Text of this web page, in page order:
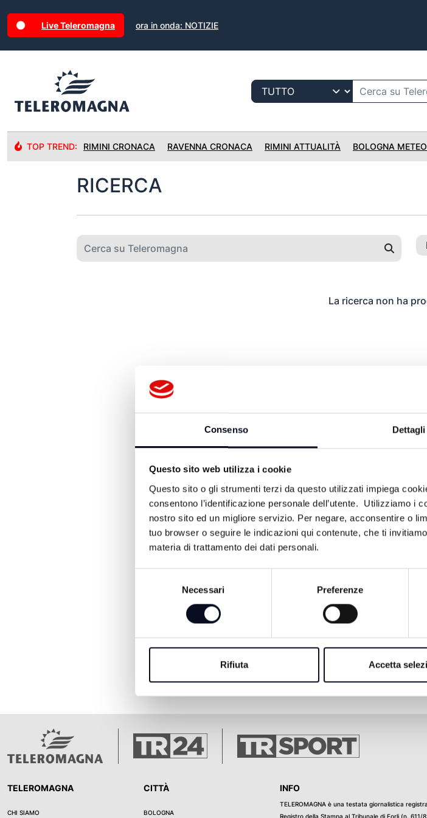
Consenso Dettagli
Questo sito web utilizza i cookie
Questo sito o gli strumenti terzi da questo utilizzati impiega
consentono l’identificazione personale dell’utente. Utilizziamo i
nostro sito ed un migliore servizio. Per negare, acconsentire o
tuo browser o seguire le indicazioni qui contenute, che ti
materia di trattamento dei dati personali.
Necessari Preferenze
Rifiuta Accetta
Live Teleromagna ora in onda: NOTIZIE
TOP TREND: RIMINI CRONACA RAVENNA CRONACA RIMINI ATTUALITÀ BOLOGNA
RICERCA
La ricerca non ha
TELEROMAGNA
CHI SIAMO
CITTÀ
BOLOGNA
INFO
TELEROMAGNA è una testata giornalistica
Registro della Stampa al Tribunale di Forli (n. 611/